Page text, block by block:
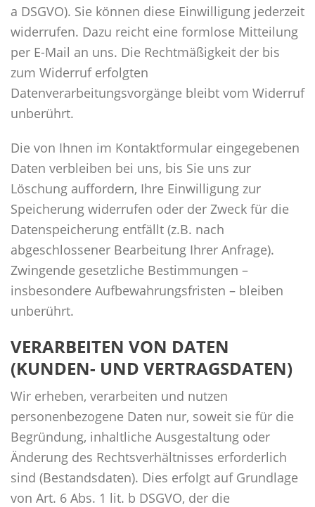
a DSGVO). Sie können diese Einwilligung jederzeit
widerrufen. Dazu reicht eine formlose Mitteilung
per E-Mail an uns. Die Rechtmäßigkeit der bis
zum Widerruf erfolgten
Datenverarbeitungsvorgänge bleibt vom Widerruf
unberührt.
Die von Ihnen im Kontaktformular eingegebenen
Daten verbleiben bei uns, bis Sie uns zur
Löschung auffordern, Ihre Einwilligung zur
Speicherung widerrufen oder der Zweck für die
Datenspeicherung entfällt (z.B. nach
abgeschlossener Bearbeitung Ihrer Anfrage).
Zwingende gesetzliche Bestimmungen –
insbesondere Aufbewahrungsfristen – bleiben
unberührt.
VERARBEITEN VON DATEN
(KUNDEN- UND VERTRAGSDATEN)
Wir erheben, verarbeiten und nutzen
personenbezogene Daten nur, soweit sie für die
Begründung, inhaltliche Ausgestaltung oder
Änderung des Rechtsverhältnisses erforderlich
sind (Bestandsdaten). Dies erfolgt auf Grundlage
von Art. 6 Abs. 1 lit. b DSGVO, der die